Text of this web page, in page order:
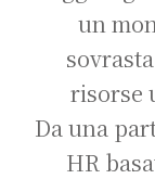
un
risorse
Da una
HR